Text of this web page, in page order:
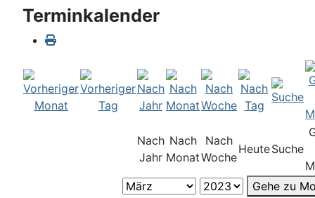
Terminkalender
Nach
Jahr
Nach
Monat
Nach
Woche
HeuteSuche
Gehe zu